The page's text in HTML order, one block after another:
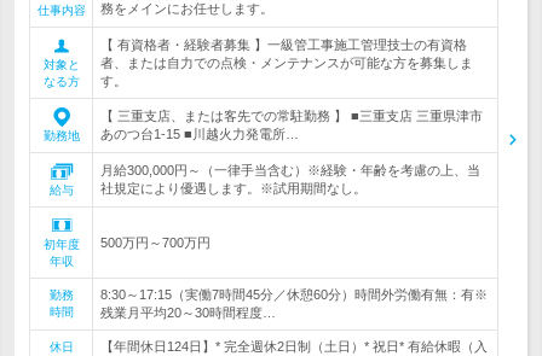
仕事内容
務をメインにお任せします。
対象と
なる方
【 有資格者・経験者募集 】一級管工事施工管理技士の有資格
者、または自力での点検・メンテナンスが可能な方を募集しま
す。
勤務地
【 三重支店、または客先での常駐勤務 】 ■三重支店 三重県津市
あのつ台1-15 ■川越火力発電所…
給与
月給300,000円～（一律手当含む）※経験・年齢を考慮の上、当
社規定により優遇します。※試用期間なし。
初年度
年収
500万円～700万円
勤務
時間
8:30～17:15（実働7時間45分／休憩60分）時間外労働有無：有※
残業月平均20～30時間程度…
休日
【年間休日124日】* 完全週休2日制（土日）* 祝日* 有給休暇（入